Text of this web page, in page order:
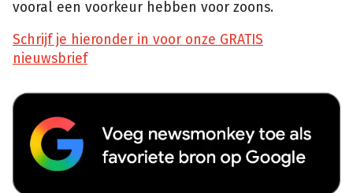
vooral een voorkeur hebben voor zoons.
Schrijf je hieronder in voor onze GRATIS
nieuwsbrief